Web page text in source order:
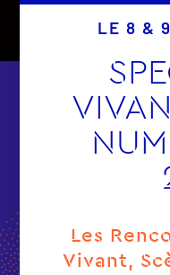
LE 8 &
Les
Vivant,